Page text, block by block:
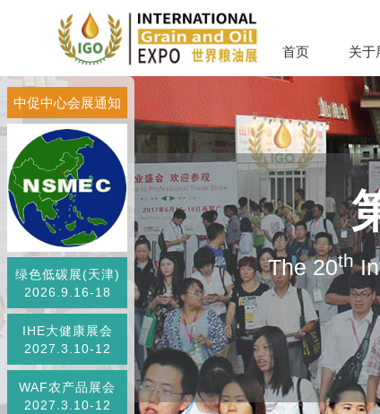
首页 关于
The 20th
中促中心会展通知
绿色低碳展(天津)
2026.9.16-18
IHE大健康展会
2027.3.10-12
WAF农产品展会
2027.3.10-12